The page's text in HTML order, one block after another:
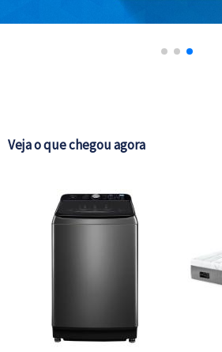
Veja o que chegou agora